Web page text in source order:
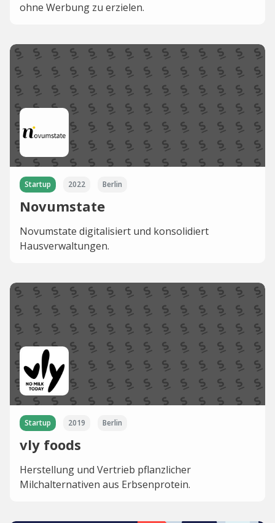
ohne Werbung zu erzielen.
Startup 2022 Berlin
Novumstate
Novumstate digitalisiert und konsolidiert
Hausverwaltungen.
Startup 2019 Berlin
vly foods
Herstellung und Vertrieb pflanzlicher
Milchalternativen aus Erbsenprotein.